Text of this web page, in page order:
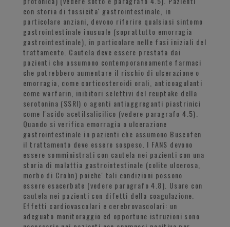
con storia di tossicita' gastrointestinale, in
particolare anziani, devono riferire qualsiasi sintomo
gastrointestinale inusuale (soprattutto emorragia
gastrointestinale), in particolare nelle fasi iniziali del
trattamento. Cautela deve essere prestata dai
pazienti che assumono contemporaneamente farmaci
che potrebbero aumentare il rischio di ulcerazione o
emorragia, come corticosteroidi orali, anticoagulanti
come warfarin, inibitori selettivi del reuptake della
serotonina (SSRI) o agenti antiaggreganti piastrinici
come l'acido acetilsalicilico (vedere paragrafo 4.5).
Quando si verifica emorragia o ulcerazione
gastrointestinale in pazienti che assumono Buscofen
il trattamento deve essere sospeso. I FANS devono
essere somministrati con cautela nei pazienti con una
storia di malattia gastrointestinale (colite ulcerosa,
morbo di Crohn) poiche' tali condizioni possono
essere esacerbate (vedere paragrafo 4.8). Usare con
cautela nei pazienti con difetti della coagulazione.
Effetti cardiovascolari e cerebrovascolari: un
adeguato monitoraggio ed opportune istruzioni sono